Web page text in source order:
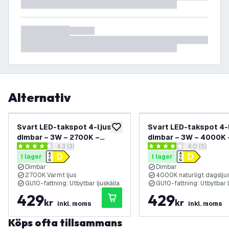
Alternativ
lägg till i önskelistan
Svart LED-takspot 4-ljus –
dimbar – 3W – 2700K –
vinklingsbaröppna recensionspanel
4.3 stjärnbetyg4.3 (3)
I lager
Dimbar
2700K Varmt ljus
GU10-fattning: Utbytbar ljuskälla
429kr inkl. moms
Svart LED-takspot
dimbar – 3W – 4000K
vinklingsbar
öppna
4 stjärnbetyg4.0 (5)
I lager
Dimbar
4000K naturligt
GU10-fattning: Utbytbar
429kr inkl. moms
Köps ofta tillsammans